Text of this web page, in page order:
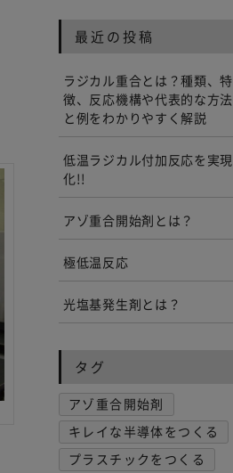
最近の投稿
ラジカル重合とは？種類、特
徴、反応機構や代表的な方法
と例をわかりやすく解説
低温ラジカル付加反応を実現
化!!
アゾ重合開始剤とは？
極低温反応
光塩基発生剤とは？
タグ
アゾ重合開始剤
キレイな半導体をつくる
プラスチックをつくる